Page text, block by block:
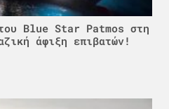
Blue Star Patmos στη
άφιξη επιβατών!